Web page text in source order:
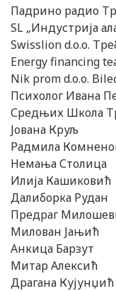
Падрино радио
SL „Индустрија
Swisslion d.o.o.
Energy financing
Nik prom d.o.o.
Психолог Ивана
Средњих Школа
Јована Круљ
Радмила
Немања Столица
Илија Кашиковић
Далиборка Рудан
Предраг
Милован Јањић
Анкица Барзут
Митар Алексић
Драгана Кујунџић